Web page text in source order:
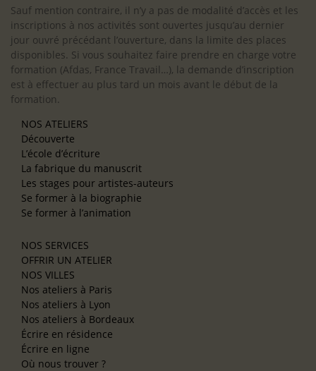
Sauf mention contraire, il n’y a pas de modalité d’accès et les
inscriptions à nos activités sont ouvertes jusqu’au dernier
jour ouvré précédant l’ouverture, dans la limite des places
disponibles. Si vous souhaitez faire prendre en charge votre
formation (Afdas, France Travail…), la demande d’inscription
est à effectuer au plus tard un mois avant le début de la
formation.
NOS ATELIERS
Découverte
L’école d’écriture
La fabrique du manuscrit
Les stages pour artistes-auteurs
Se former à la biographie
Se former à l’animation
NOS SERVICES
OFFRIR UN ATELIER
NOS VILLES
Nos ateliers à Paris
Nos ateliers à Lyon
Nos ateliers à Bordeaux
Écrire en résidence
Écrire en ligne
Où nous trouver ?